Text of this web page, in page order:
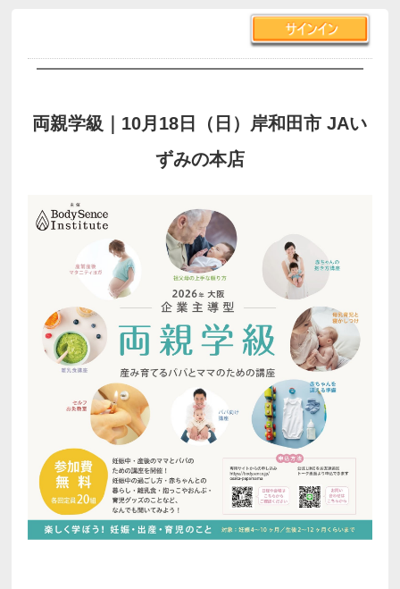
両親学級｜10月18日（日）岸和田市 JAい
ずみの本店